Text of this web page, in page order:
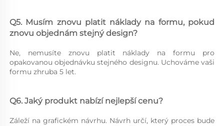
Q5. Musím znovu platit náklady na formu, pokud
znovu objednám stejný design?
Ne, nemusíte znovu platit náklady na formu pro
opakovanou objednávku stejného designu. Uchováme vaši
formu zhruba 5 let.
Q6. Jaký produkt nabízí nejlepší cenu?
Záleží na grafickém návrhu. Návrh určí, který proces bude